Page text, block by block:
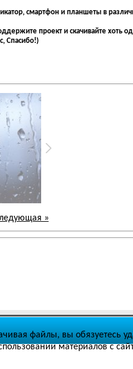
смартфон и планшеты в
проект и скачивайте хоть
Спасибо!)
»
файлы, вы обязуетесь
материалов с